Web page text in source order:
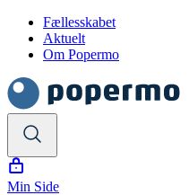
Fællesskabet
Aktuelt
Om Popermo
Min Side